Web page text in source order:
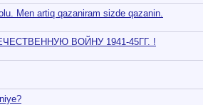
Men artiq qazaniram sizde qazanin.
ВОЙНУ 1941-45ГГ. !